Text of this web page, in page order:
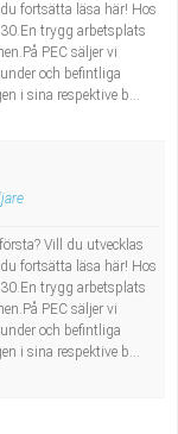
fortsätta läsa här! Hos
trygg arbetsplats
PEC säljer vi
och befintliga
i sina respektive b...
Vill du utvecklas
fortsätta läsa här! Hos
trygg arbetsplats
PEC säljer vi
och befintliga
i sina respektive b...